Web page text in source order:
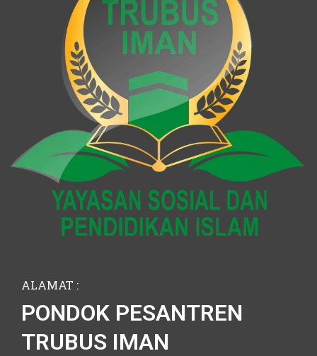
ALAMAT :
PONDOK PESANTREN
TRUBUS IMAN